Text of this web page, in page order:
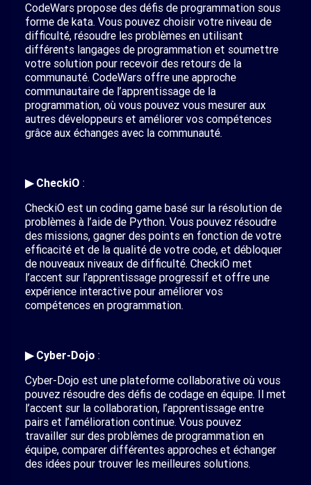
CodeWars propose des défis de programmation sous
forme de kata. Vous pouvez choisir votre niveau de
difficulté, résoudre les problèmes en utilisant
différents langages de programmation et soumettre
votre solution pour recevoir des retours de la
communauté. CodeWars offre une approche
communautaire de l’apprentissage de la
programmation, où vous pouvez vous mesurer aux
autres développeurs et améliorer vos compétences
grâce aux échanges avec la communauté.
▶ CheckiO :
CheckiO est un coding game basé sur la résolution de
problèmes à l’aide de Python. Vous pouvez résoudre
des missions, gagner des points en fonction de votre
efficacité et de la qualité de votre code, et débloquer
de nouveaux niveaux de difficulté. CheckiO met
l’accent sur l’apprentissage progressif et offre une
expérience interactive pour améliorer vos
compétences en programmation.
▶ Cyber-Dojo :
Cyber-Dojo est une plateforme collaborative où vous
pouvez résoudre des défis de codage en équipe. Il met
l’accent sur la collaboration, l’apprentissage entre
pairs et l’amélioration continue. Vous pouvez
travailler sur des problèmes de programmation en
équipe, comparer différentes approches et échanger
des idées pour trouver les meilleures solutions.